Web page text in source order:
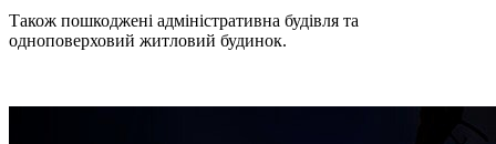
Також пошкоджені адміністративна будівля та
одноповерховий житловий будинок.